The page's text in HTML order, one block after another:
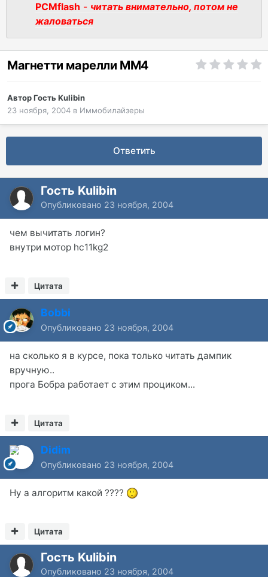
PCMflash - читать внимательно, потом не
жаловаться
Магнетти марелли ММ4
Автор Гость Kulibin
23 ноября, 2004 в Иммобилайзеры
Ответить
Гость Kulibin
Опубликовано 23 ноября, 2004
чем вычитать логин?
внутри мотор hc11kg2
Цитата
Bobbi
Опубликовано 23 ноября, 2004
на сколько я в курсе, пока только читать дампик
вручную..
прога Бобра работает с этим проциком...
Цитата
Didim
Опубликовано 23 ноября, 2004
Ну а алгоритм какой ????
Цитата
Гость Kulibin
Опубликовано 23 ноября, 2004